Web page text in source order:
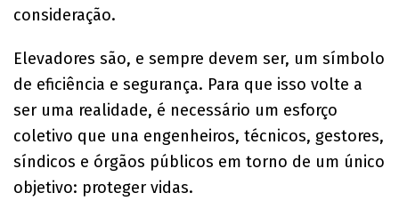
consideração.
Elevadores são, e sempre devem ser, um símbolo
de eficiência e segurança. Para que isso volte a
ser uma realidade, é necessário um esforço
coletivo que una engenheiros, técnicos, gestores,
síndicos e órgãos públicos em torno de um único
objetivo: proteger vidas.